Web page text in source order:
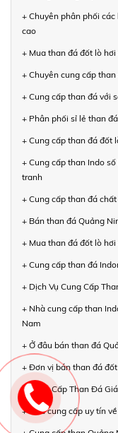
+ Chuyên phân phối
cao
+ Mua than đá đốt lò
+ Chuyên cung cấp
+ Cung cấp than đá với
+ Phân phối sỉ lẻ than
+ Cung cấp than đá đốt
+ Cung cấp than Indo
tranh
+ Cung cấp than đá
+ Bán than đá Quảng
+ Mua than đá đốt lò
+ Cung cấp than đá
+ Dịch Vụ Cung Cấp
+ Nhà cung cấp than
Nam
+ Ở đâu bán than đá
+ Đơn vị bán than đá
+ Cung Cấp Than Đá
+ Nhà cung cấp uy tín